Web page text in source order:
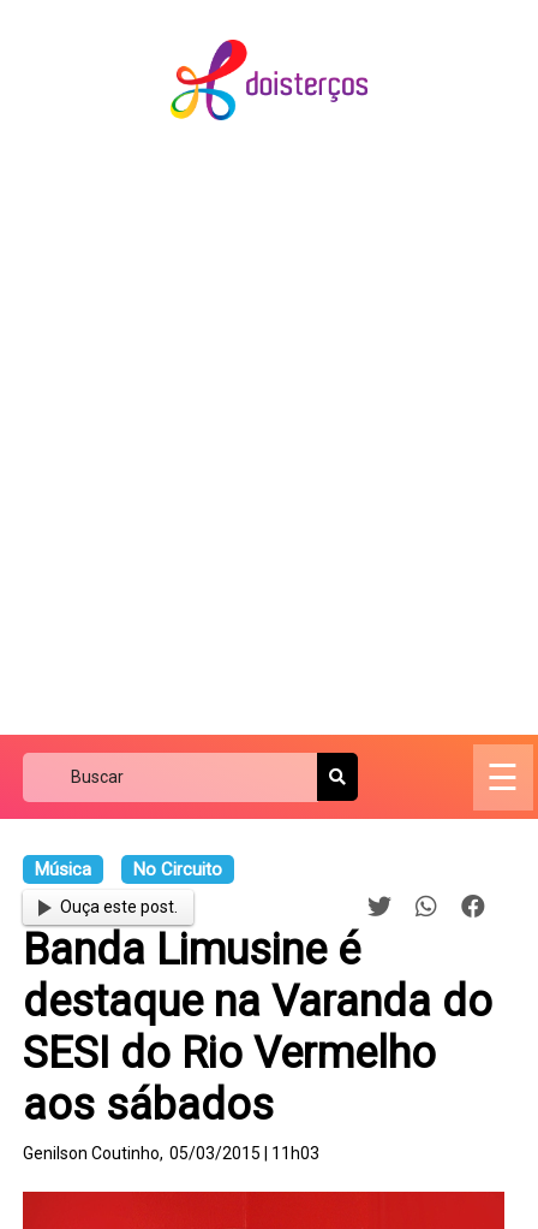
☰
Música No Circuito
Ouça este post.
Banda Limusine é
destaque na Varanda do
SESI do Rio Vermelho
aos sábados
Genilson Coutinho, 05/03/2015 | 11h03